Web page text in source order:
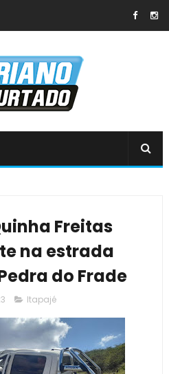
Freitas
na estrada
do Frade
Itapajé